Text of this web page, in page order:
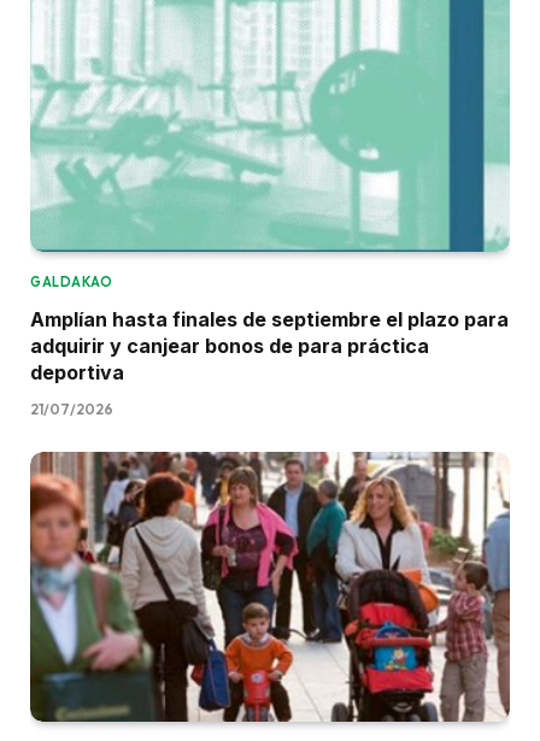
GALDAKAO
Amplían hasta finales de septiembre el plazo para
adquirir y canjear bonos de para práctica
deportiva
21/07/2026